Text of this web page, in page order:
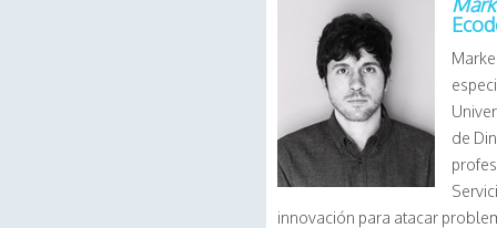
de
innovación para atacar